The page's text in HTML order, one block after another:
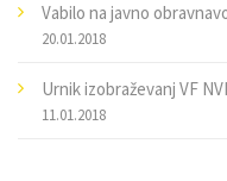
Vabilo na javno
20.01.2018
Urnik izobraževanj VF
11.01.2018